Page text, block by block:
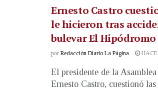
Ernesto Castro
le hicieron tras
bulevar El Hipódromo
por Redacción Diario La Página HACE
El presidente de la
Ernesto Castro, cuestionó